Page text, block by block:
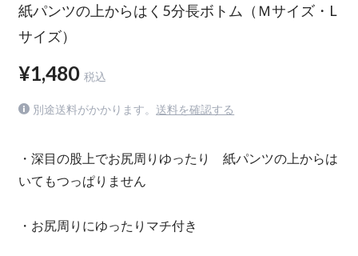
紙パンツの上からはく5分長ボトム（Ｍサイズ・L
サイズ）
¥1,480 税込
別途送料がかかります。 送料を確認する
・深目の股上でお尻周りゆったり 紙パンツの上からは
いてもつっぱりません
・お尻周りにゆったりマチ付き